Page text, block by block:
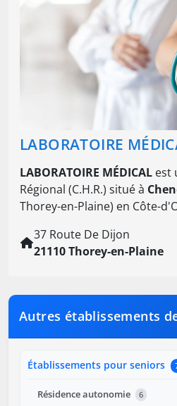
LABORATOIRE
LABORATOIRE MÉDICAL est
Régional (C.H.R.) situé à
Thorey-en-Plaine) en Côte-
37 Route De Dijon
21110 Thorey-en-Plaine
Autres établissements
Établissements pour seniors
Résidence autonomie 6